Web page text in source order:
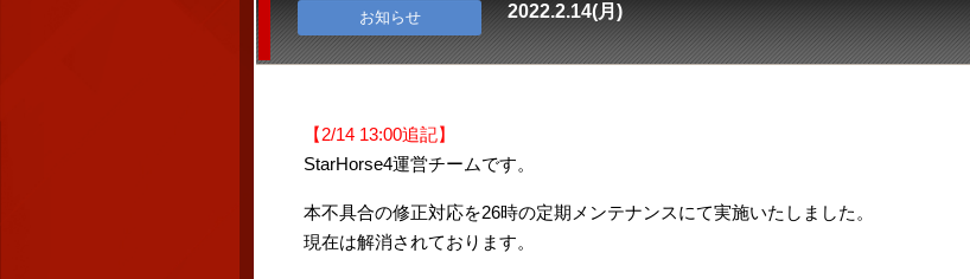
お知らせ 2022.2.14(月)
【2/14 13:00追記】
StarHorse4運営チームです。
本不具合の修正対応を26時の定期メンテナンスにて実施いたしました。
現在は解消されております。